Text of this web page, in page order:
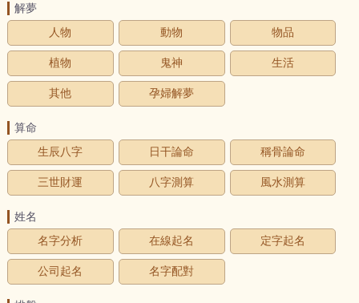
解夢
人物
動物 物品
植物 鬼神 生活
其他 孕婦解夢
算命
生辰八字
日干論命 稱骨論命
三世財運 八字測算 風水測算
姓名
名字分析
在線起名 定字起名
公司起名 名字配對